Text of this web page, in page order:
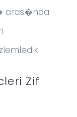
aras�nda
Zif